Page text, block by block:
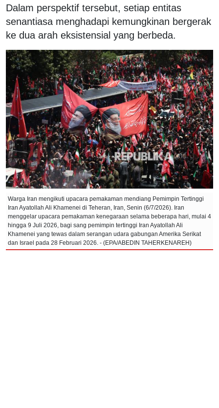
Dalam perspektif tersebut, setiap entitas
senantiasa menghadapi kemungkinan bergerak
ke dua arah eksistensial yang berbeda.
Warga Iran mengikuti upacara pemakaman mendiang Pemimpin Tertinggi
Iran Ayatollah Ali Khamenei di Teheran, Iran, Senin (6/7/2026). Iran
menggelar upacara pemakaman kenegaraan selama beberapa hari, mulai 4
hingga 9 Juli 2026, bagi sang pemimpin tertinggi Iran Ayatollah Ali
Khamenei yang tewas dalam serangan udara gabungan Amerika Serikat
dan Israel pada 28 Februari 2026. - (EPA/ABEDIN TAHERKENAREH)